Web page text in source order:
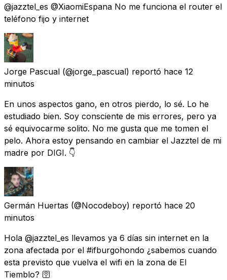
@jazztel_es @XiaomiEspana No me funciona el router el
teléfono fijo y internet
Jorge Pascual (@jorge_pascual) reportó hace 12
minutos
En unos aspectos gano, en otros pierdo, lo sé. Lo he
estudiado bien. Soy consciente de mis errores, pero ya
sé equivocarme solito. No me gusta que me tomen el
pelo. Ahora estoy pensando en cambiar el Jazztel de mi
madre por DIGI. 👇
Germán Huertas (@Nocodeboy) reportó hace 20
minutos
Hola @jazztel_es llevamos ya 6 días sin internet en la
zona afectada por el #ifburgohondo ¿sabemos cuando
esta previsto que vuelva el wifi en la zona de El
Tiemblo? 🛜